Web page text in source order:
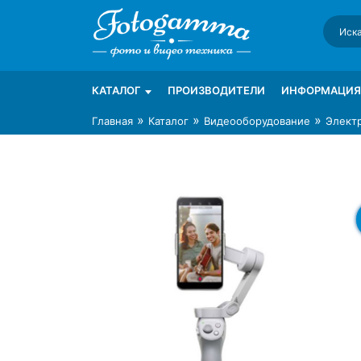
Интернет-магазин фототехники Foto-
Магазин фотоаксессуаров foto-gamma.ru
КАТАЛОГ ПРОИЗВОДИТЕЛИ ИНФОРМАЦИЯ
Главная » Каталог » Видеооборудование »